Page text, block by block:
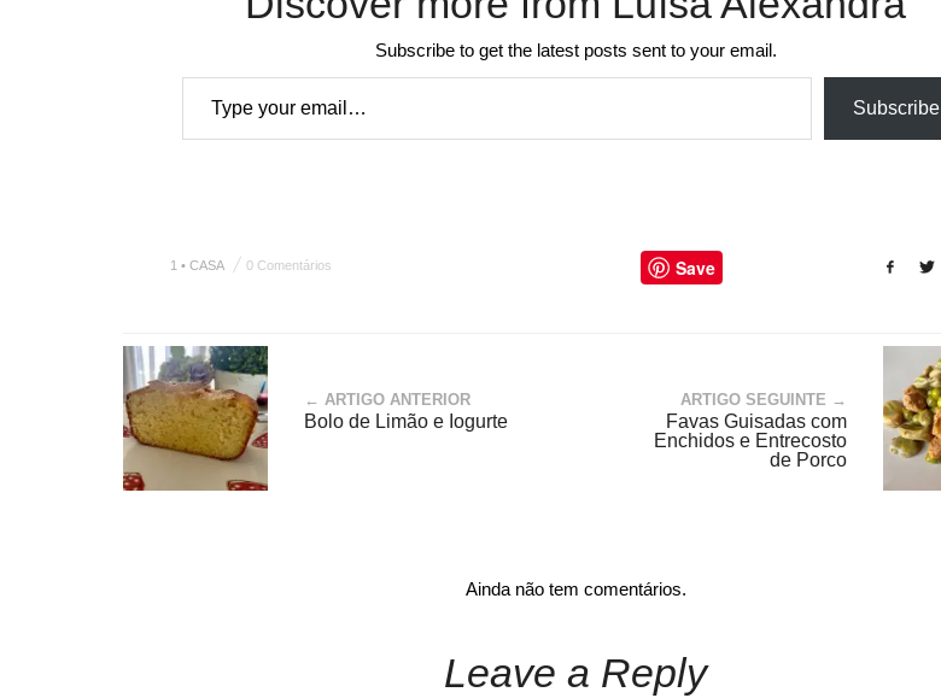
Subscribe to get the latest posts sent to your email.
Type your email…
Subscribe
1 • CASA 0 Comentários Save
← ARTIGO ANTERIOR
Bolo de Limão e Iogurte
ARTIGO SEGUINTE →
Favas Guisadas com
Enchidos e Entrecosto
de Porco
Ainda não tem comentários.
Leave a Reply